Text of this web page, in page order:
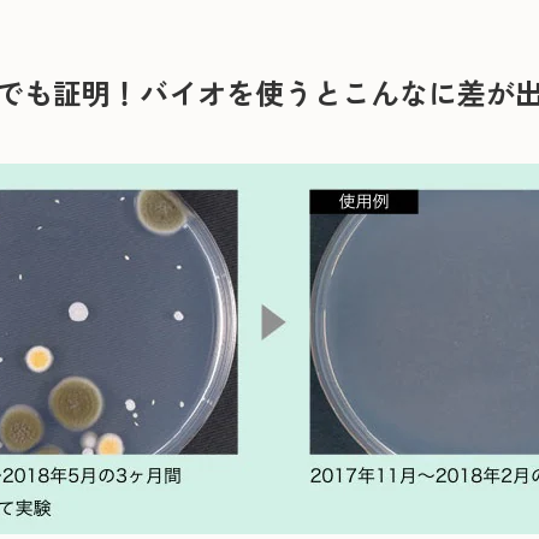
も証明！バイオを使うとこんなに差が